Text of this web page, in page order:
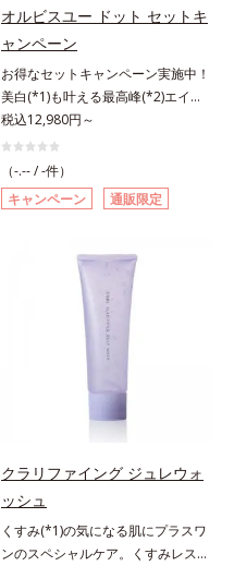
指します。無油分・無着色・無香
リーで、徹底的に肌に寄り添いま
す。*1 乾燥と敏感をくり返すこと
*2 敏感肌対象連用テスト済（すべ
ての方のお肌に合うということでは
ありません）*3 乾燥して敏感に感
じやすい状態のこと*4 発酵アミノ
酸（ポリグルタミン酸）配合＝乾燥
ゴチオネイン）配合＝肌を整え、す
こやかに保つ保湿成分、微生物由来
アミノ酸（エクトイン）配合＝乱れ
た角層にうるおいを与え、肌荒れを
オルビスユー ドット セットキ
ャンペーン
お得なセットキャンペーン実施中！
美白(*1)も叶える最高峰(*2)エイジ
ングケア(*3)。ハリも透明感(*4)も
結果主義。年齢サイン(*5)の因子に
着目した肌科学エイジングケア(*3)
シリーズ。オルビスユー ドットシ
リーズは、年齢による肌悩み一つ一
ていることの根本原因に着目。加齢
とともに現れる年齢サイン(*5)につ
いて研究を進めたところ、弾力感の
ない状態である「ハリのなさ」や、
くすみ(*6)などが現れている状態で
で大人の肌印象に大きな影響を与え
ていることが分かりました。そこで
オルビスユー ドットシリーズは美
容成分(*7)として「G.D.F.アクティ
ベーター(*8)」を配合。そして、従
来から配合している美白有効成分
「トラネキサム酸」を配合しまし
た。さらに、シリーズ共通の美容成
税込12,980円～
（-.-- / -件）
キャンペーン
通販限定
クラリファイング ジュレウォ
ッシュ
くすみ(*1)の気になる肌にプラスワ
ンのスペシャルケア。くすみレスの